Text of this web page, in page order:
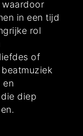
in een tijd
rol
of
en
diep